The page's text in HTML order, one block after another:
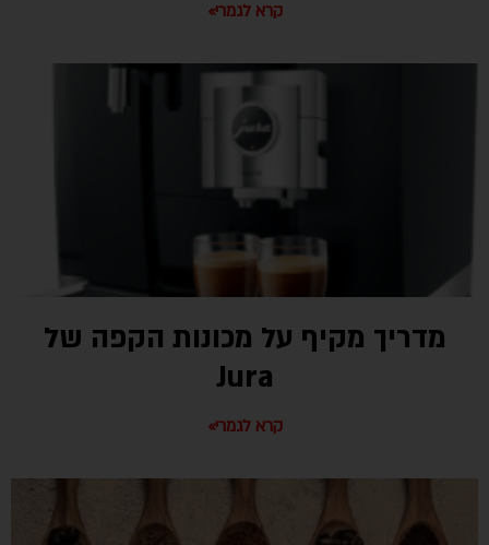
קרא לגמרי»
מדריך מקיף על מכונות הקפה של
Jura
קרא לגמרי»